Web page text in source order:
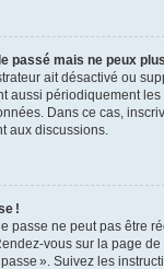
passé mais ne peux
ait désactivé ou
aussi périodiquement
Dans ce cas,
aux discussions.
!
passe ne peut pas être
vous sur la page
». Suivez les